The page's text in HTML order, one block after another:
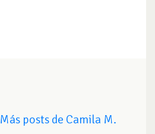
Más posts de Camila M.